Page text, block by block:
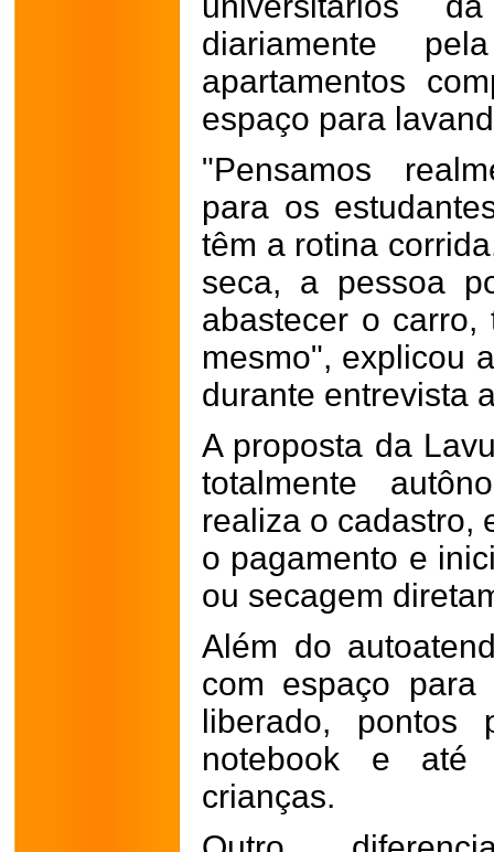
diariamente
apartamentos
espaço para
"Pensamos
para os
têm a rotina
seca, a pessoa
abastecer o
mesmo", explicou
durante entrevista
A proposta da
totalmente
realiza o cadastro,
o pagamento e
ou secagem
Além do
com espaço para
liberado, pontos
notebook e até
crianças.